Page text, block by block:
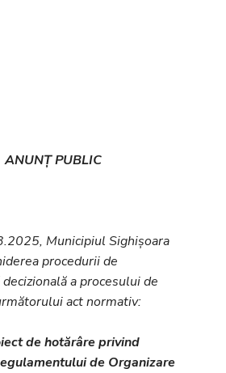
ANUNȚ PUBLIC
Municipiul Sighișoara
procedurii de
a procesului de
act normativ:
hotărâre privind
de Organizare